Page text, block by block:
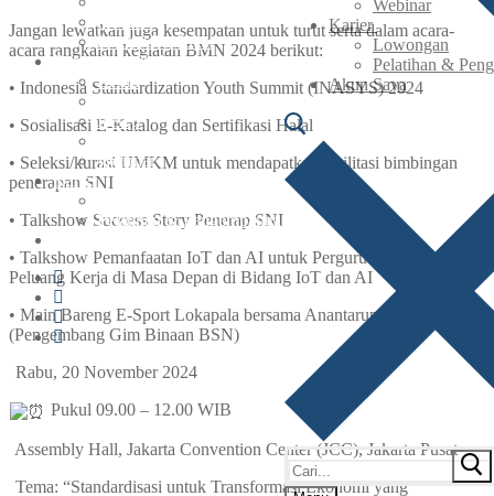
Webinar
Karier
Lowongan
Pelatihan &
Akun Saya
Maklon
Lisensi Produksi
Berita & Artikel
Berita
Resep
UMKM Naik Kelas Bersama SNI
Webinar
Karier
Pelatihan & Pengembangan
Jangan lewatkan juga kesempatan untuk turut serta dalam acara-
acara rangkaian kegiatan BMN 2024 berikut:
•⁠ ⁠Indonesia Standardization Youth Summit (INASYS) 2024
•⁠ ⁠Sosialisasi E-Katalog dan Sertifikasi Halal
•⁠ ⁠Seleksi/kurasi UMKM untuk mendapatkan fasilitasi bimbingan
penerapan SNI
•⁠ ⁠Talkshow Success Story Penerap SNI
•⁠ ⁠Talkshow Pemanfaatan IoT dan AI untuk Perguruan Tinggi serta
Peluang Kerja di Masa Depan di Bidang IoT dan AI
•⁠ ⁠Main Bareng E-Sport Lokapala bersama Anantarupa
(Pengembang Gim Binaan BSN)
Rabu, 20 November 2024
Pukul 09.00 – 12.00 WIB
Assembly Hall, Jakarta Convention Center (JCC), Jakarta Pusat
Tema: “Standardisasi untuk Transformasi Ekonomi yang